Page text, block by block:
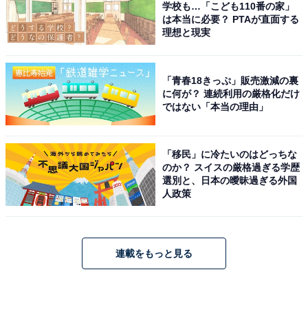
学校も…「こども110番の家」
は本当に必要？ PTAが直面する
理想と現実
「青春18きっぷ」販売激減の裏
に何が？ 連続利用の厳格化だけ
ではない「本当の理由」
「移民」に冷たいのはどっちな
のか？ スイスの厳格過ぎる学歴
選別と、日本の曖昧過ぎる外国
人政策
連載をもっと見る